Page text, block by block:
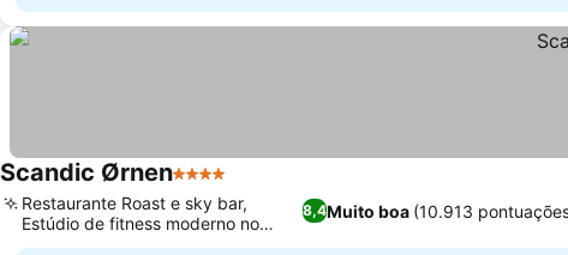
Scandic Ørnen4 Estrelas
8,4Muito boa (10.913
Restaurante Roast e sky bar,
Estúdio de fitness moderno no
oitavo andar